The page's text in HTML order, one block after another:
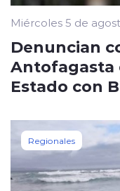
Miércoles 5 de
Denuncian
Antofagasta
Estado con
Regionales